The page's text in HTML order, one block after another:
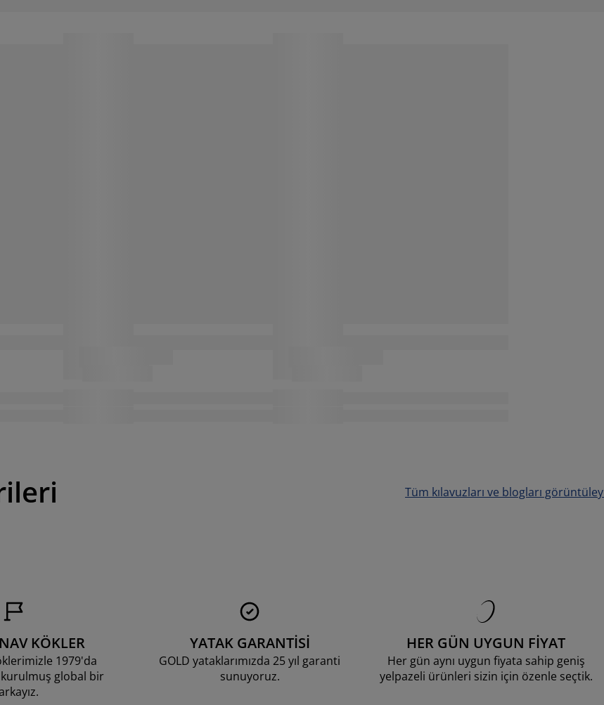
Tüm kılavuzları ve blogları
KÖKLER
1979'da
global bir
YATAK GARANTİSİ
GOLD yataklarımızda 25 yıl garanti
sunuyoruz.
HER GÜN UYGUN FİYAT
Her gün aynı uygun fiyata sahip geniş
yelpazeli ürünleri sizin için özenle seçtik.